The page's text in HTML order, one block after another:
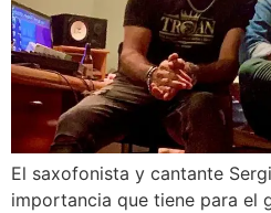
El saxofonista y cantante
importancia que tiene para el